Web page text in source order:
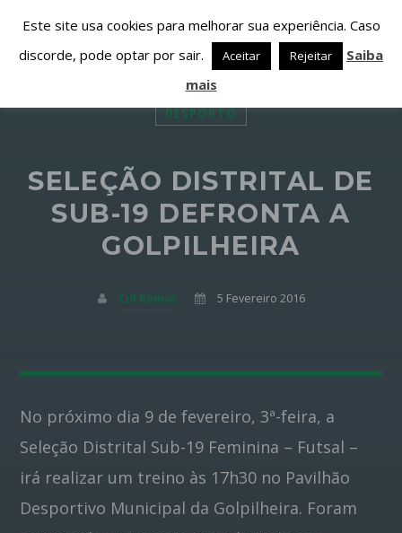
PESQUISAR NESTE WEBSITE:
PARTILHAR ESTA PÁGINA EM:
Pinterest
DESPORTO
SELEÇÃO DISTRITAL DE
SUB-19 DEFRONTA A
GOLPILHEIRA
Cid Ramos 5 Fevereiro 2016
No próximo dia 9 de fevereiro, 3ª-feira, a
Seleção Distrital Sub-19 Feminina – Futsal –
irá realizar um treino às 17h30 no Pavilhão
Desportivo Municipal da Golpilheira. Foram
Este site usa cookies para melhorar sua experiência. Caso
discorde, pode optar por sair.
Aceitar Rejeitar
Saiba
mais